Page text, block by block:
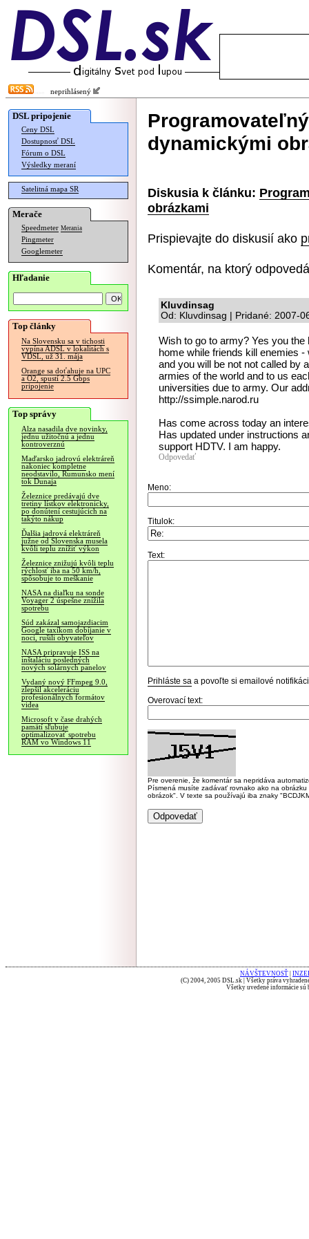
neprihlásený
DSL pripojenie
Ceny DSL
Dostupnosť DSL
Fórum o DSL
Výsledky meraní
Satelitná mapa SR
Merače
Speedmeter Merania
Pingmeter
Googlemeter
Hľadanie
Top články
Na Slovensku sa v tichosti
vypína ADSL v lokalitách s
VDSL, už 31. mája
Orange sa doťahuje na UPC
a O2, spustí 2.5 Gbps
pripojenie
Top správy
Alza nasadila dve novinky,
jednu užitočnú a jednu
kontroverznú
Maďarsko jadrovú elektráreň
nakoniec kompletne
neodstavilo, Rumunsko mení
tok Dunaja
Železnice predávajú dve
tretiny lístkov elektronicky,
po donútení cestujúcich na
takýto nákup
Ďalšia jadrová elektráreň
južne od Slovenska musela
kvôli teplu znížiť výkon
Železnice znižujú kvôli teplu
rýchlosť iba na 50 km/h,
spôsobuje to meškanie
NASA na diaľku na sonde
Voyager 2 úspešne znížila
spotrebu
Súd zakázal samojazdiacim
Google taxíkom dobíjanie v
noci, rušili obyvateľov
NASA pripravuje ISS na
inštaláciu posledných
nových solárnych panelov
Vydaný nový FFmpeg 9.0,
zlepšil akceleráciu
profesionálnych formátov
videa
Microsoft v čase drahých
pamätí sľubuje
optimalizovať spotrebu
RAM vo Windows 11
dynamickými
Diskusia k článku:
obrázkami
Prispievajte do diskusií ako
Komentár, na ktorý
Kluvdinsag
Od: Kluvdinsag | Pridané: 2007-
Wish to go to army? Yes you
home while friends kill enemies
and you will be not not called by
armies of the world and to us
universities due to army. Our
http://ssimple.narod.ru
Has come across today an
Has updated under instructions
support HDTV. I am happy.
Odpovedať
Meno:
Titulok:
Text:
Prihláste sa a povoľte si emailové
Overovací text:
Pre overenie, že komentár sa nepridáva
Písmená musíte zadávať rovnako ako na
obrázok". V texte sa používajú iba znaky
NÁVŠTEVNOSŤ
(C) 2004, 2005 DSL.sk | Všetky práva
Všetky uvedené informácie sú